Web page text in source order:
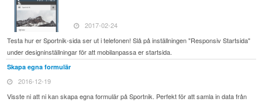
2017-02-24
Testa hur er Sportnik-sida ser ut i telefonen! Slå på inställningen "Responsiv Startsida"
under designinställningar för att mobilanpassa er startsida.
Skapa egna formulär
2016-12-19
Visste ni att ni kan skapa egna formulär på Sportnik. Perfekt för att samla in data från